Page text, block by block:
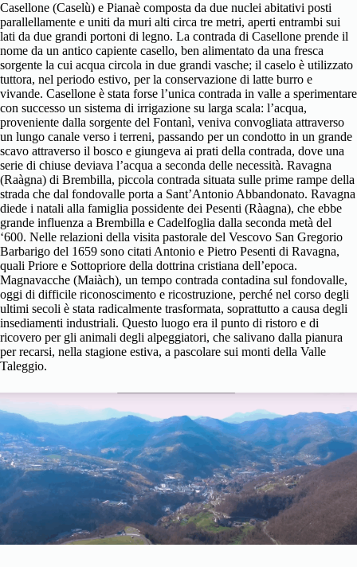
Casellone (Caselù) e Pianaè composta da due nuclei abitativi posti
parallellamente e uniti da muri alti circa tre metri, aperti entrambi sui
lati da due grandi portoni di legno. La contrada di Casellone prende il
nome da un antico capiente casello, ben alimentato da una fresca
sorgente la cui acqua circola in due grandi vasche; il caselo è utilizzato
tuttora, nel periodo estivo, per la conservazione di latte burro e
vivande. Casellone è stata forse l’unica contrada in valle a sperimentare
con successo un sistema di irrigazione su larga scala: l’acqua,
proveniente dalla sorgente del Fontanì, veniva convogliata attraverso
un lungo canale verso i terreni, passando per un condotto in un grande
scavo attraverso il bosco e giungeva ai prati della contrada, dove una
serie di chiuse deviava l’acqua a seconda delle necessità. Ravagna
(Raàgna) di Brembilla, piccola contrada situata sulle prime rampe della
strada che dal fondovalle porta a Sant’Antonio Abbandonato. Ravagna
diede i natali alla famiglia possidente dei Pesenti (Ràagna), che ebbe
grande influenza a Brembilla e Cadelfoglia dalla seconda metà del
‘600. Nelle relazioni della visita pastorale del Vescovo San Gregorio
Barbarigo del 1659 sono citati Antonio e Pietro Pesenti di Ravagna,
quali Priore e Sottopriore della dottrina cristiana dell’epoca.
Magnavacche (Maiàch), un tempo contrada contadina sul fondovalle,
oggi di difficile riconoscimento e ricostruzione, perché nel corso degli
ultimi secoli è stata radicalmente trasformata, soprattutto a causa degli
insediamenti industriali. Questo luogo era il punto di ristoro e di
ricovero per gli animali degli alpeggiatori, che salivano dalla pianura
per recarsi, nella stagione estiva, a pascolare sui monti della Valle
Taleggio.